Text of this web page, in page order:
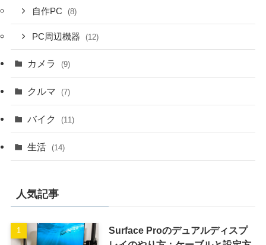
自作PC (8)
PC周辺機器 (12)
カメラ (9)
クルマ (7)
バイク (11)
生活 (14)
人気記事
Surface Proのデュアルディスプ